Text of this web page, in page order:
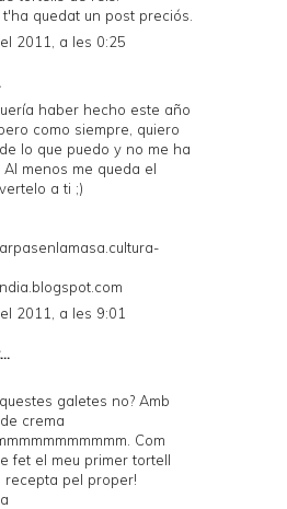
quedat un post preciós.
2011, a les 0:25
haber hecho este año
como siempre, quiero
lo que puedo y no me ha
menos me queda el
a ti ;)
2011, a les 9:01
galetes no? Amb
crema
Com
fet el meu primer tortell
recepta pel proper!